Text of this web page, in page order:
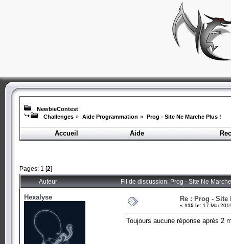
NewbieContest
Challenges » Aide Programmation » Prog - Site Ne Marche Plus !
Accueil
Aide
Pages: 1 [2]
Auteur Fil de discussion: Prog - Site Ne
Hexalyse Re : Prog - Site
« #15 le: 17 Mai
Toujours aucune réponse après 2